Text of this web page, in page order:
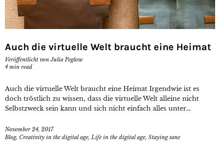
Auch die virtuelle Welt braucht eine Heimat
Veröffentlicht vonJulia Peglow
4 min read
Auch die virtuelle Welt braucht eine Heimat Irgendwie ist es
doch tröstlich zu wissen, dass die virtuelle Welt alleine nicht
Selbstzweck sein kann und sich nicht einfach alles unter...
November 24, 2017
Blog, Creativity in the digital age, Life in the digital age, Staying sane